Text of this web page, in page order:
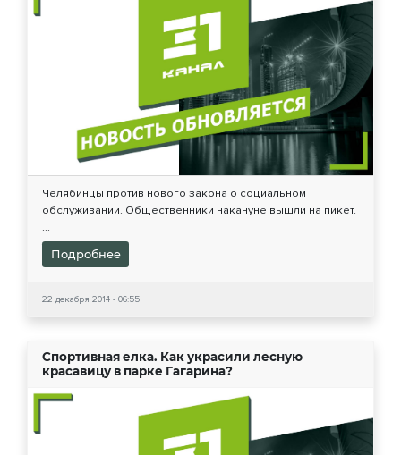
Челябинцы против нового закона о социальном
обслуживании. Общественники накануне вышли на пикет.
...
Подробнее
22 декабря 2014 - 06:55
Спортивная елка. Как украсили лесную
красавицу в парке Гагарина?